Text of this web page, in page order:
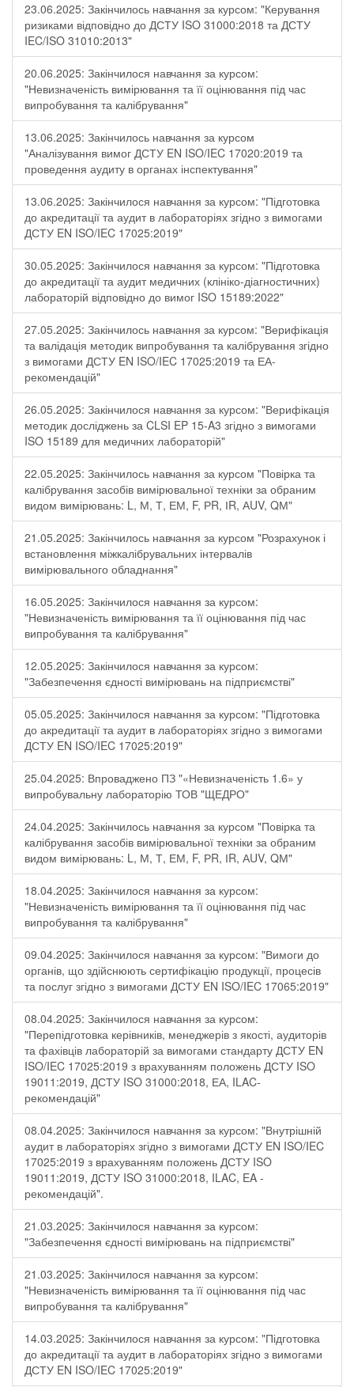
23.06.2025: Закінчилось навчання за курсом: "Керування
ризиками відповідно до ДСТУ ISO 31000:2018 та ДСТУ
IEC/ISO 31010:2013"
20.06.2025: Закінчилося навчання за курсом:
"Невизначеність вимірювання та її оцінювання під час
випробування та калібрування"
13.06.2025: Закінчилось навчання за курсом
"Аналізування вимог ДСТУ EN ISO/IEC 17020:2019 та
проведення аудиту в органах інспектування"
13.06.2025: Закінчилося навчання за курсом: "Підготовка
до акредитації та аудит в лабораторіях згідно з вимогами
ДСТУ EN ISO/IEC 17025:2019"
30.05.2025: Закінчилося навчання за курсом: "Підготовка
до акредитації та аудит медичних (клініко-діагностичних)
лабораторій відповідно до вимог ISO 15189:2022"
27.05.2025: Закінчилось навчання за курсом: "Верифікація
та валідація методик випробування та калібрування згідно
з вимогами ДСТУ EN ISO/IEC 17025:2019 та ЕА-
рекомендацій"
26.05.2025: Закінчилося навчання за курсом: "Верифікація
методик досліджень за CLSI EP 15-A3 згідно з вимогами
ISO 15189 для медичних лабораторій"
22.05.2025: Закінчилось навчання за курсом "Повірка та
калібрування засобів вимірювальної техніки за обраним
видом вимірювань: L, М, Т, ЕМ, F, РR, ІR, АUV, QМ"
21.05.2025: Закінчилось навчання за курсом "Розрахунок і
встановлення міжкалібрувальних інтервалів
вимірювального обладнання"
16.05.2025: Закінчилося навчання за курсом:
"Невизначеність вимірювання та її оцінювання під час
випробування та калібрування"
12.05.2025: Закінчилося навчання за курсом:
"Забезпечення єдності вимірювань на підприємстві"
05.05.2025: Закінчилося навчання за курсом: "Підготовка
до акредитації та аудит в лабораторіях згідно з вимогами
ДСТУ EN ISO/IEC 17025:2019"
25.04.2025: Впроваджено ПЗ "«Невизначеність 1.6» у
випробувальну лабораторію ТОВ "ЩЕДРО"
24.04.2025: Закінчилось навчання за курсом "Повірка та
калібрування засобів вимірювальної техніки за обраним
видом вимірювань: L, М, Т, ЕМ, F, РR, ІR, АUV, QМ"
18.04.2025: Закінчилося навчання за курсом:
"Невизначеність вимірювання та її оцінювання під час
випробування та калібрування"
09.04.2025: Закінчилося навчання за курсом: "Вимоги до
органів, що здійснюють сертифікацію продукції, процесів
та послуг згідно з вимогами ДСТУ EN ISO/IEC 17065:2019"
08.04.2025: Закінчилося навчання за курсом:
"Перепідготовка керівників, менеджерів з якості, аудиторів
та фахівців лабораторій за вимогами стандарту ДСТУ EN
ISO/IEC 17025:2019 з врахуванням положень ДСТУ ISO
19011:2019, ДСТУ ISO 31000:2018, ЕА, ILAC-
рекомендацій"
08.04.2025: Закінчилося навчання за курсом: "Внутрішній
аудит в лабораторіях згідно з вимогами ДСТУ EN ISO/IEC
17025:2019 з врахуванням положень ДСТУ ISO
19011:2019, ДСТУ ISO 31000:2018, ILAC, EA -
рекомендацій".
21.03.2025: Закінчилося навчання за курсом:
"Забезпечення єдності вимірювань на підприємстві"
21.03.2025: Закінчилося навчання за курсом:
"Невизначеність вимірювання та її оцінювання під час
випробування та калібрування"
14.03.2025: Закінчилося навчання за курсом: "Підготовка
до акредитації та аудит в лабораторіях згідно з вимогами
ДСТУ EN ISO/IEC 17025:2019"